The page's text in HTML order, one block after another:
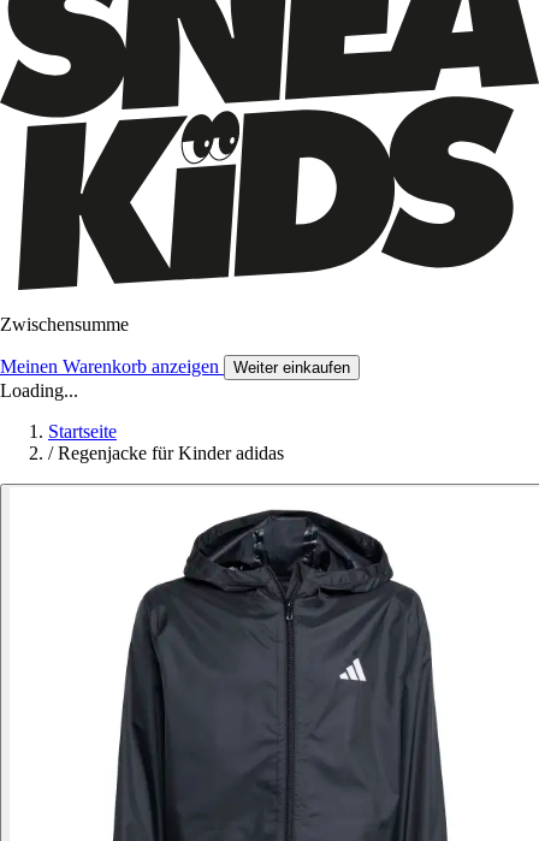
Zwischensumme
Meinen Warenkorb anzeigen Weiter einkaufen
Loading...
Startseite
/ Regenjacke für Kinder adidas